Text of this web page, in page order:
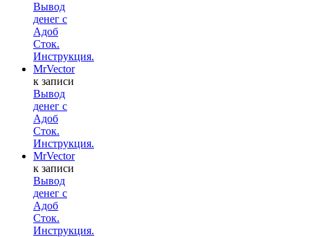
Вывод
денег с
Адоб
Сток.
Инструкция.
MrVector
к записи
Вывод
денег с
Адоб
Сток.
Инструкция.
MrVector
к записи
Вывод
денег с
Адоб
Сток.
Инструкция.